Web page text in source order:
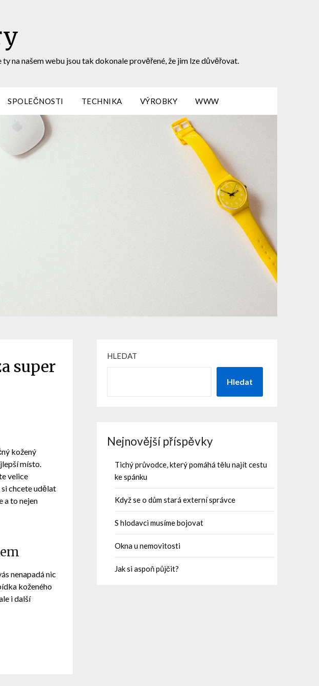
na našem webu jsou tak dokonale prověřené, že jim lze důvěřovat.
SPOLEČNOSTI TECHNIKA VÝROBKY WWW
super
kožený
místo.
velice
chcete udělat
a to nejen
nenapadá nic
koženého
i další
HLEDAT
Hledat
Nejnovější příspěvky
Tichý průvodce, který pomáhá tělu najít cestu
ke spánku
Když se o dům stará externí správce
S hlodavci musíme bojovat
Okna u nemovitosti
Jak si aspoň půjčit?